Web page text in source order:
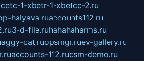
1-xbetr-1-xbetcc-2.ru
halyava.ruaccounts112.ru
3-d-file.ruhahahaharms.ru
cat.ruopsmgr.ruev-gallery.ru
accounts-112.rucsm-demo.ru